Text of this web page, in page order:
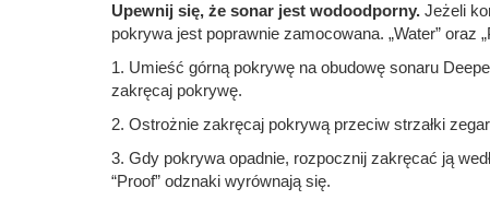
Upewnij się, że sonar jest wodoodporny. Jeżeli
pokrywa jest poprawnie zamocowana. „Water”
1. Umieść górną pokrywę na obudowę sonaru
zakręcaj pokrywę.
2. Ostrożnie zakręcaj pokrywą przeciw strzałki
3. Gdy pokrywa opadnie, rozpocznij zakręcać ją
“Proof” odznaki wyrównają się.